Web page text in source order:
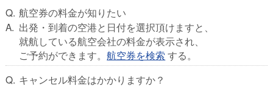
航空券の料金が知りたい
出発・到着の空港と日付を選択頂けますと、
就航している航空会社の料金が表示され、
ご予約ができます。航空券を検索 する。
キャンセル料金はかかりますか？